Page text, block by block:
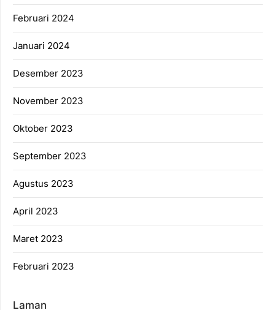
Februari 2024
Januari 2024
Desember 2023
November 2023
Oktober 2023
September 2023
Agustus 2023
April 2023
Maret 2023
Februari 2023
Laman